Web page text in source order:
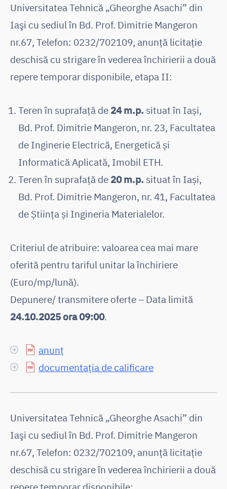
Universitatea Tehnică „Gheorghe Asachi” din
Iaşi cu sediul în Bd. Prof. Dimitrie Mangeron
nr.67, Telefon: 0232/702109, anunţă licitaţie
deschisă cu strigare în vederea închirierii a două
repere temporar disponibile, etapa II:
Teren în suprafață de 24 m.p. situat în Iași,
Bd. Prof. Dimitrie Mangeron, nr. 23, Facultatea
de Inginerie Electrică, Energetică și
Informatică Aplicată, Imobil ETH.
Teren în suprafață de 20 m.p. situat în Iași,
Bd. Prof. Dimitrie Mangeron, nr. 41, Facultatea
de Știința și Ingineria Materialelor.
Criteriul de atribuire: valoarea cea mai mare
oferită pentru tariful unitar la închiriere
(Euro/mp/lună).
Depunere/ transmitere oferte – Data limită
24.10.2025 ora 09:00.
anunț
documentația de calificare
Universitatea Tehnică „Gheorghe Asachi” din
Iaşi cu sediul în Bd. Prof. Dimitrie Mangeron
nr.67, Telefon: 0232/702109, anunţă licitaţie
deschisă cu strigare în vederea închirierii a două